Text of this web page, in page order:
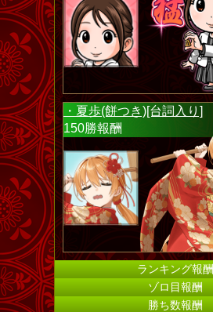
・夏歩(餅つき)[台詞入り]
150勝報酬
ランキング報酬
ゾロ目報酬
勝ち数報酬